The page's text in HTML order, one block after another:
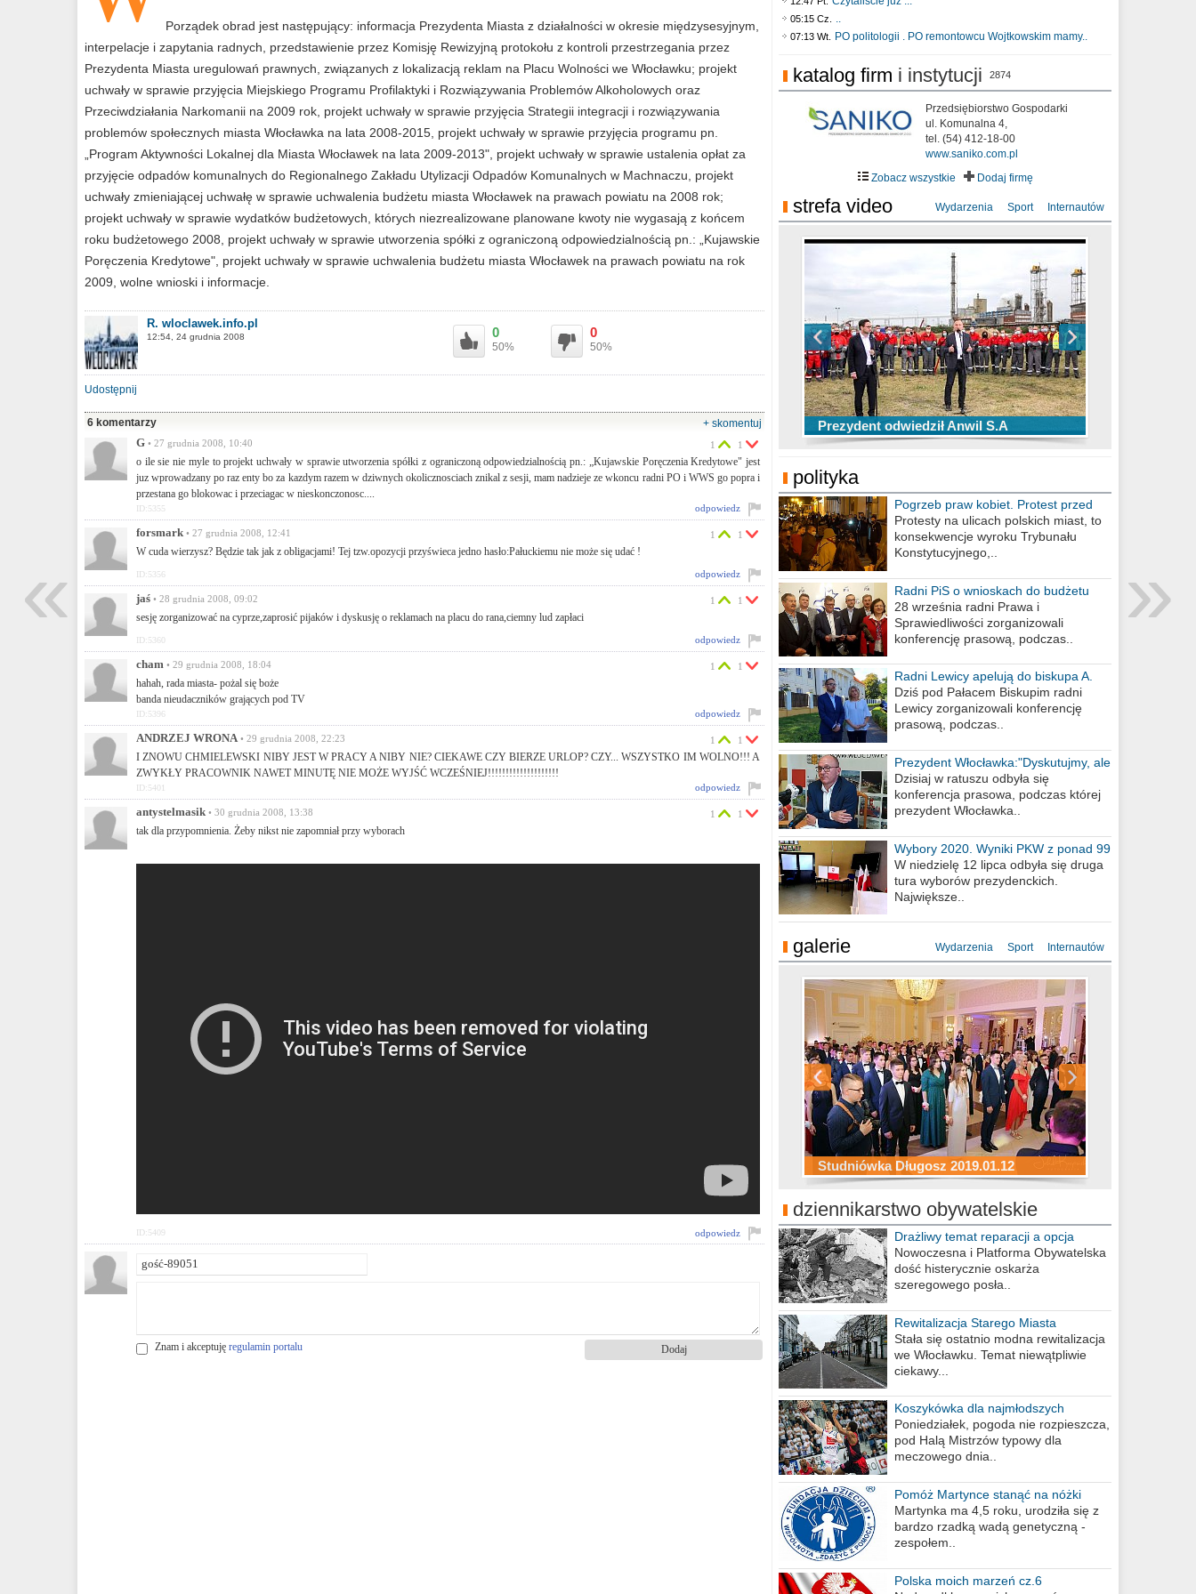
Porządek obrad jest następujący: informacja Prezydenta Miasta z działalności w okresie międzysesyjnym,
interpelacje i zapytania radnych, przedstawienie przez Komisję Rewizyjną protokołu z kontroli przestrzegania przez
Prezydenta Miasta uregulowań prawnych, związanych z lokalizacją reklam na Placu Wolności we Włocławku; projekt
uchwały w sprawie przyjęcia Miejskiego Programu Profilaktyki i Rozwiązywania Problemów Alkoholowych oraz
Przeciwdziałania Narkomanii na 2009 rok, projekt uchwały w sprawie przyjęcia Strategii integracji i rozwiązywania
problemów społecznych miasta Włocławka na lata 2008-2015, projekt uchwały w sprawie przyjęcia programu pn.
„Program Aktywności Lokalnej dla Miasta Włocławek na lata 2009-2013", projekt uchwały w sprawie ustalenia opłat za
przyjęcie odpadów komunalnych do Regionalnego Zakładu Utylizacji Odpadów Komunalnych w Machnaczu, projekt
uchwały zmieniającej uchwałę w sprawie uchwalenia budżetu miasta Włocławek na prawach powiatu na 2008 rok;
projekt uchwały w sprawie wydatków budżetowych, których niezrealizowane planowane kwoty nie wygasają z końcem
roku budżetowego 2008, projekt uchwały w sprawie utworzenia spółki z ograniczoną odpowiedzialnością pn.: „Kujawskie
Poręczenia Kredytowe", projekt uchwały w sprawie uchwalenia budżetu miasta Włocławek na prawach powiatu na rok
2009, wolne wnioski i informacje.
R. wloclawek.info.pl
12:54, 24 grudnia 2008 0
50%
0
50%
Udostępnij
6 komentarzy
+ skomentuj
G • 27 grudnia 2008, 10:40
o ile sie nie myle to projekt uchwały w sprawie utworzenia spółki z ograniczoną odpowiedzialnością pn.: „Kujawskie Poręczenia Kredytowe" jest
juz wprowadzany po raz enty bo za kazdym razem w dziwnych okolicznosciach znikal z sesji, mam nadzieje ze wkoncu radni PO i WWS go popra i
przestana go blokowac i przeciagac w nieskonczonosc....
1 1
odpowiedz
ID:5355
forsmark • 27 grudnia 2008, 12:41
W cuda wierzysz? Będzie tak jak z obligacjami! Tej tzw.opozycji przyświeca jedno hasło:Pałuckiemu nie może się udać !
1 1
odpowiedz
ID:5356
jaś • 28 grudnia 2008, 09:02
sesję zorganizować na cyprze,zaprosić pijaków i dyskusję o reklamach na placu do rana,ciemny lud zapłaci
1 1
odpowiedz
ID:5360
cham • 29 grudnia 2008, 18:04
hahah, rada miasta- pożal się boże
banda nieudaczników grających pod TV
1 1
odpowiedz
ID:5396
ANDRZEJ WRONA • 29 grudnia 2008, 22:23
I ZNOWU CHMIELEWSKI NIBY JEST W PRACY A NIBY NIE? CIEKAWE CZY BIERZE URLOP? CZY... WSZYSTKO IM WOLNO!!! A
ZWYKŁY PRACOWNIK NAWET MINUTĘ NIE MOŻE WYJŚĆ WCZEŚNIEJ!!!!!!!!!!!!!!!!!!!!
1 1
odpowiedz
ID:5401
antystelmasik • 30 grudnia 2008, 13:38
tak dla przypomnienia. Żeby nikst nie zapomniał przy wyborach
1 1
odpowiedz
ID:5409
Znam i akceptuję regulamin portalu
05:15 Cz. ..
07:13 Wt. PO politologii . PO remontowcu Wojtkowskim mamy..
katalog firm i instytucji 2874
Przedsiębiorstwo Gospodarki
ul. Komunalna 4,
tel. (54) 412-18-00
www.saniko.com.pl
Zobacz wszystkie
Dodaj firmę
strefa video Wydarzenia Sport Internautów
Prezydent odwiedził Anwil S.A
TOP 10 przechwytów Anwilu Włocławek
w EBL w sezonie 2019/2020
TOP 5 rzutów Anwilu Włocławek w BCL
w sezonie 2019/2020
Ni To Ponk - W oczach mamy strach
sixf33t .Last Year DRONE FOOTAGE
Włocławek
XXIII Sesja Rady Miasta Włocławek VIII
kadencji w dniu 09.06.2020 r.
polityka
Pogrzeb praw kobiet. Protest przed
biurem poselskim PiS
Protesty na ulicach polskich miast, to
konsekwencje wyroku Trybunału
Konstytucyjnego,..
Radni PiS o wnioskach do budżetu
miasta na 2021 rok
28 września radni Prawa i
Sprawiedliwości zorganizowali
konferencję prasową, podczas..
Radni Lewicy apelują do biskupa A.
Wiesława Meringa
Dziś pod Pałacem Biskupim radni
Lewicy zorganizowali konferencję
prasową, podczas..
Prezydent Włocławka:"Dyskutujmy, ale
nie obrażajmy się”
Dzisiaj w ratuszu odbyła się
konferencja prasowa, podczas której
prezydent Włocławka..
Wybory 2020. Wyniki PKW z ponad 99
procent obwodów
W niedzielę 12 lipca odbyła się druga
tura wyborów prezydenckich.
Największe..
galerie Wydarzenia Sport Internautów
Studniówka Długosz 2019.01.12
ZS Budowlanych 2019.01.12
Studniówka LZK 2019.01.11
Studniówka Kopernik 2019.01.11
Studniówka LMK 2019.01.05
Studniówka ZS Ekonomicznych
2019.01.05
dziennikarstwo obywatelskie
Drażliwy temat reparacji a opcja
berlińska
Nowoczesna i Platforma Obywatelska
dość histerycznie oskarża
szeregowego posła..
Rewitalizacja Starego Miasta
Stała się ostatnio modna rewitalizacja
we Włocławku. Temat niewątpliwie
ciekawy...
Koszykówka dla najmłodszych
Poniedziałek, pogoda nie rozpieszcza,
pod Halą Mistrzów typowy dla
meczowego dnia..
Pomóż Martynce stanąć na nóżki
Martynka ma 4,5 roku, urodziła się z
bardzo rzadką wadą genetyczną -
zespołem..
Polska moich marzeń cz.6
»
«